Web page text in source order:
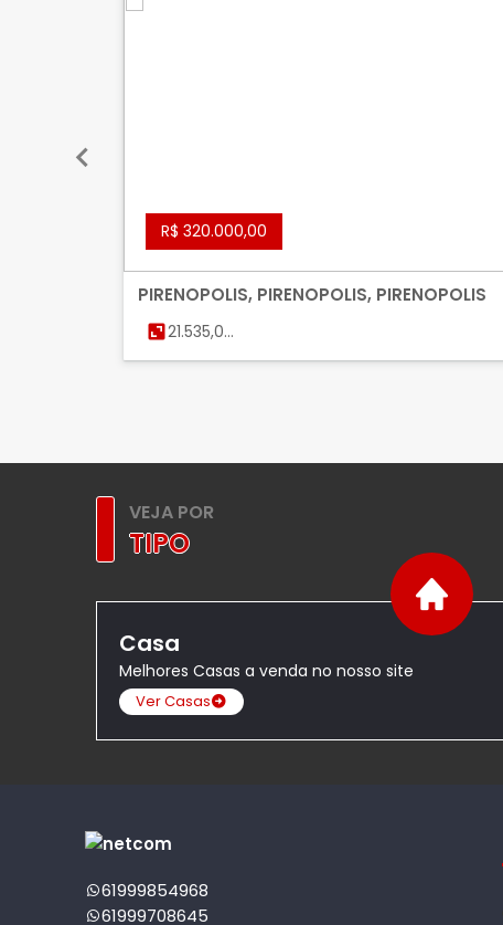
R$ 320.000,00
PIRENOPOLIS, PIRENOPOLIS, PIRENOPOLIS
21.535,00
m²
VEJA POR
TIPO
Casa
Melhores Casas a venda no nosso site
Ver Casas
61999854968
61999708645